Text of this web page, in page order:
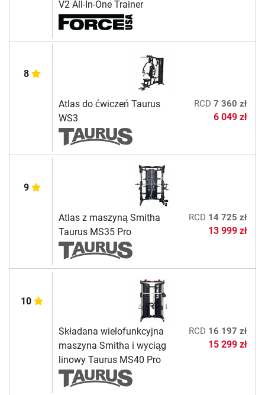
V2 All-In-One Trainer
8
Atlas do ćwiczeń Taurus
WS3
RCD 7 360 zł
6 049 zł
9
Atlas z maszyną Smitha
Taurus MS35 Pro
RCD 14 725 zł
13 999 zł
10
Składana wielofunkcyjna
maszyna Smitha i wyciąg
linowy Taurus MS40 Pro
RCD 16 197 zł
15 299 zł